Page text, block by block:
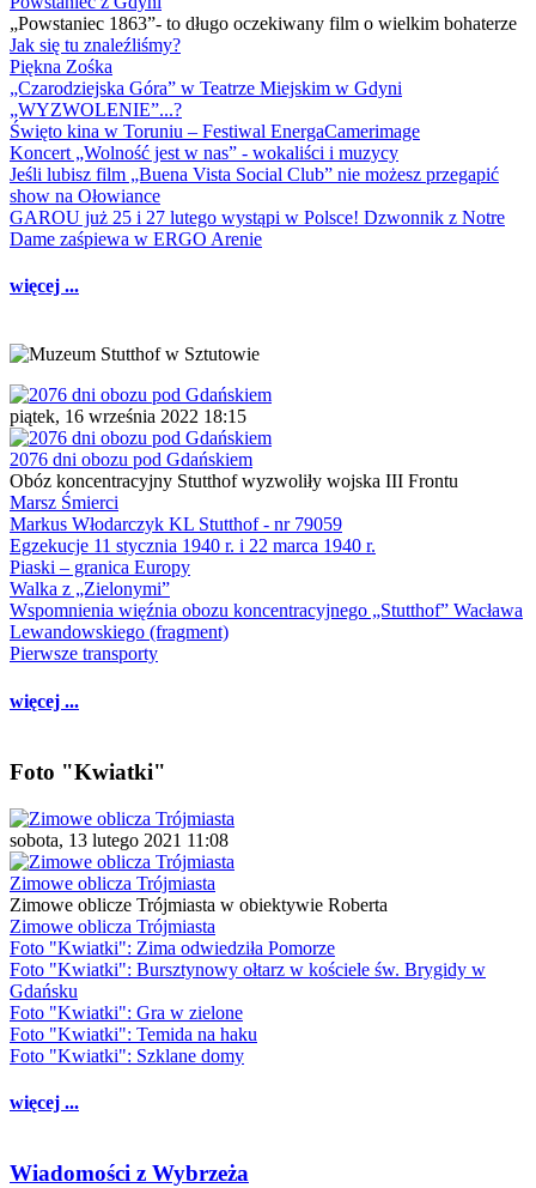
„Powstaniec 1863”- to długo oczekiwany film o wielkim bohaterze
Jak się tu znaleźliśmy?
Piękna Zośka
„Czarodziejska Góra” w Teatrze Miejskim w Gdyni
„WYZWOLENIE”...?
Święto kina w Toruniu – Festiwal EnergaCamerimage
Koncert „Wolność jest w nas” - wokaliści i muzycy
Jeśli lubisz film „Buena Vista Social Club” nie możesz przegapić
show na Ołowiance
GAROU już 25 i 27 lutego wystąpi w Polsce! Dzwonnik z Notre
Dame zaśpiewa w ERGO Arenie
więcej ...
piątek, 16 września 2022 18:15
2076 dni obozu pod Gdańskiem
Obóz koncentracyjny Stutthof wyzwoliły wojska III Frontu
Marsz Śmierci
Markus Włodarczyk KL Stutthof - nr 79059
Egzekucje 11 stycznia 1940 r. i 22 marca 1940 r.
Piaski – granica Europy
Walka z „Zielonymi”
Wspomnienia więźnia obozu koncentracyjnego „Stutthof” Wacława
Lewandowskiego (fragment)
Pierwsze transporty
więcej ...
Foto "Kwiatki"
sobota, 13 lutego 2021 11:08
Zimowe oblicza Trójmiasta
Zimowe oblicze Trójmiasta w obiektywie Roberta
Zimowe oblicza Trójmiasta
Foto "Kwiatki": Zima odwiedziła Pomorze
Foto "Kwiatki": Bursztynowy ołtarz w kościele św. Brygidy w
Gdańsku
Foto "Kwiatki": Gra w zielone
Foto "Kwiatki": Temida na haku
Foto "Kwiatki": Szklane domy
więcej ...
Wiadomości z Wybrzeża